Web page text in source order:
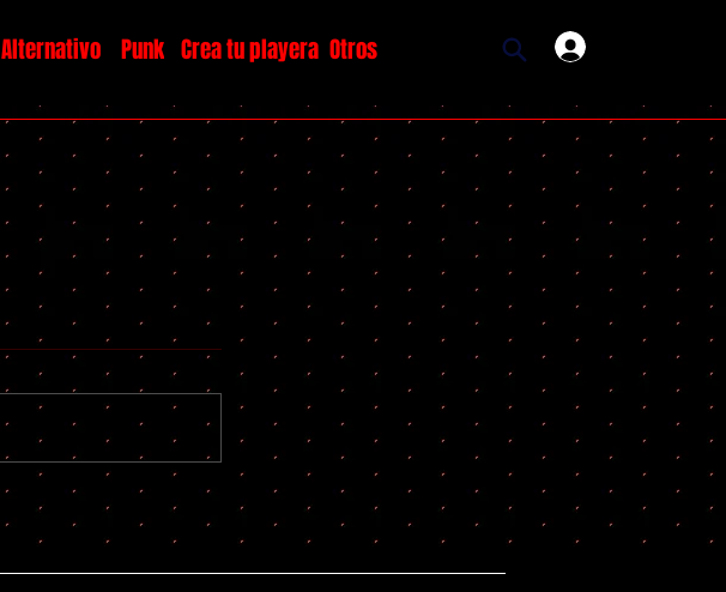
Alternativo Punk Crea tu playera Otros